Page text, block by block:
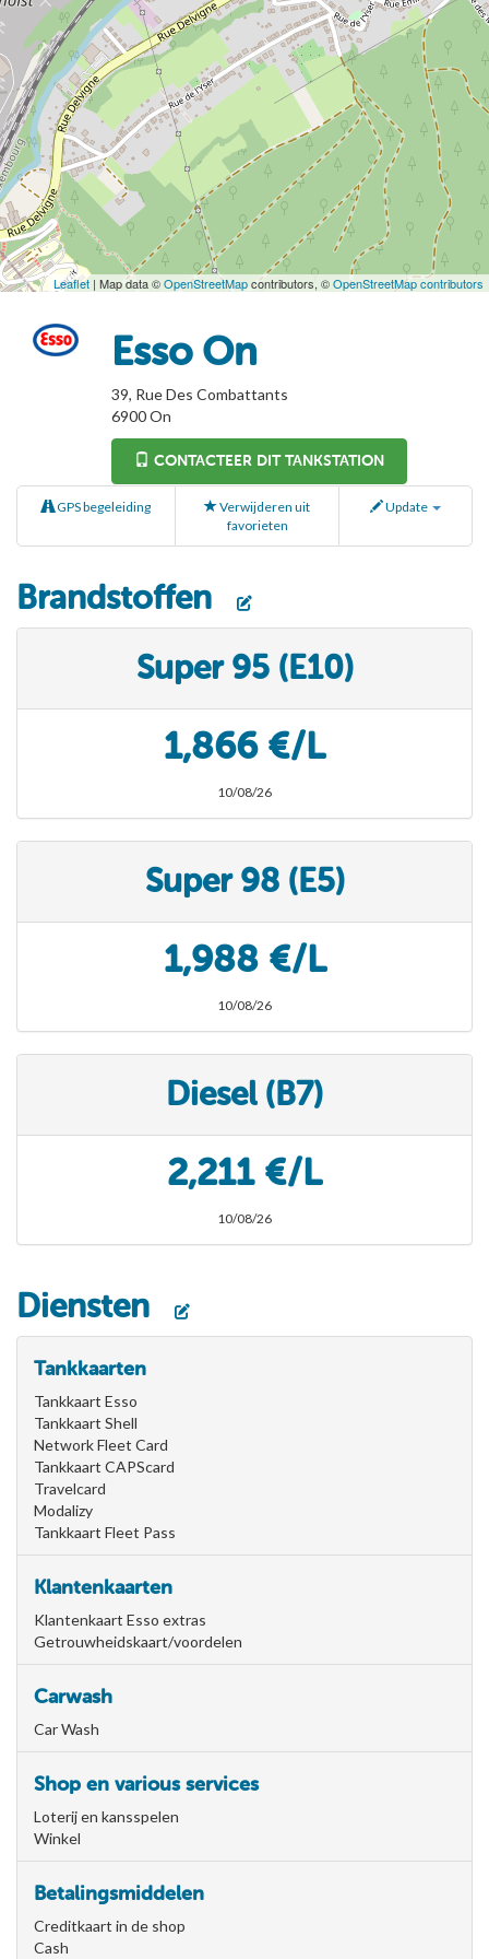
Leaflet | Map data ©OpenStreetMapcontributors, ©OpenStreetMap contributors
Esso On
39, Rue Des Combattants
6900On
CONTACTEER DIT TANKSTATION
GPS begeleiding
Verwijderen uit
favorieten
Update
Brandstoffen
Super 95 (E10)
1,866 €/L
10/08/26
Super 98 (E5)
1,988 €/L
10/08/26
Diesel (B7)
2,211 €/L
10/08/26
Diensten
Tankkaarten
Tankkaart Esso
Tankkaart Shell
Network Fleet Card
Tankkaart CAPScard
Travelcard
Modalizy
Tankkaart Fleet Pass
Klantenkaarten
Klantenkaart Esso extras
Getrouwheidskaart/voordelen
Carwash
Car Wash
Shop en various services
Loterij en kansspelen
Winkel
Betalingsmiddelen
Creditkaart in de shop
Cash